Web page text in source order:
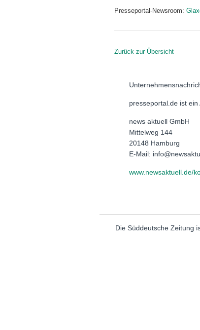
Presseportal-Newsroom:
Zurück zur Übersicht
presseportal.de ist
news aktuell GmbH
Mittelweg 144
20148 Hamburg
E-Mail:
www.newsaktuell.de/
Die Süddeutsche Zeitung